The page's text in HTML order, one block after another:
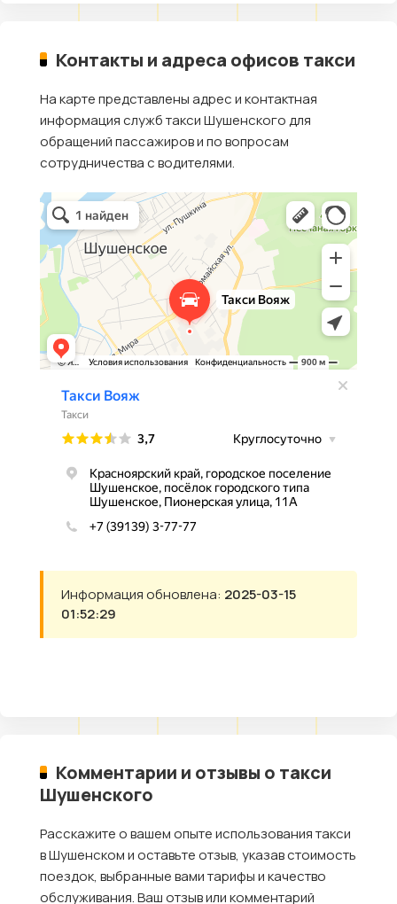
Контакты и адреса офисов такси
На карте представлены адрес и контактная
информация служб такси Шушенского для
обращений пассажиров и по вопросам
сотрудничества с водителями.
Информация обновлена: 2025-03-15
01:52:29
Комментарии и отзывы о такси
Шушенского
Расскажите о вашем опыте использования такси
в Шушенском и оставьте отзыв, указав стоимость
поездок, выбранные вами тарифы и качество
обслуживания. Ваш отзыв или комментарий